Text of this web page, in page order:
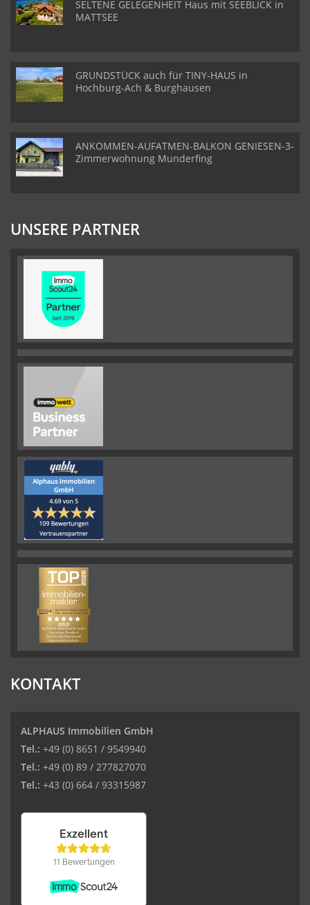
SELTENE GELEGENHEIT Haus mit SEEBLICK in
MATTSEE
GRUNDSTÜCK auch für TINY-HAUS in
Hochburg-Ach & Burghausen
ANKOMMEN-AUFATMEN-BALKON GENIESEN-3-
Zimmerwohnung Munderfing
UNSERE PARTNER
KONTAKT
ALPHAUS Immobilien GmbH
Tel.: +49 (0) 8651 / 9549940
Tel.: +49 (0) 89 / 277827070
Tel.: +43 (0) 664 / 93315987